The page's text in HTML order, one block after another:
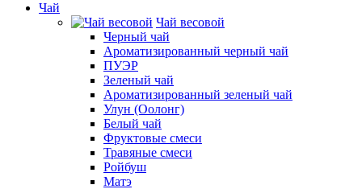
Чай
Чай весовой
Черный чай
Ароматизированный черный чай
ПУЭР
Зеленый чай
Ароматизированный зеленый чай
Улун (Оолонг)
Белый чай
Фруктовые смеси
Травяные смеси
Ройбуш
Матэ